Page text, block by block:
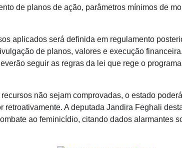
de planos de ação, parâmetros mínimos de
aplicados será definida em regulamento
de planos, valores e execução
seguir as regras da lei que rege o
não sejam comprovadas, o estado
retroativamente. A deputada Jandira Feghali
ao feminicídio, citando dados alarmantes